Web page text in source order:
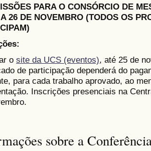
PARA O CONSÓRCIO DE
26 DE NOVEMBRO (TODOS OS
o site da UCS (eventos), até 25 de
de participação dependerá do
para cada trabalho aprovado, ao
Inscrições presenciais na
sobre a